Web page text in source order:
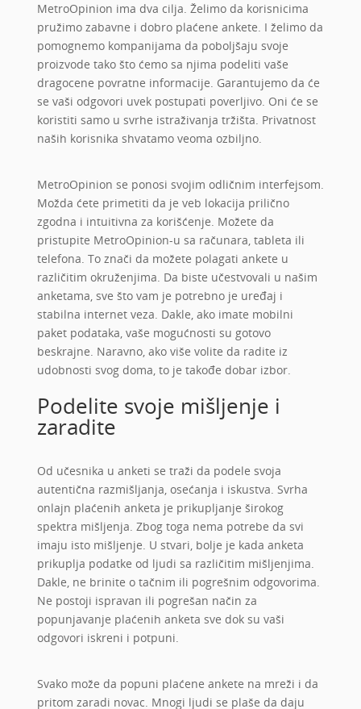
MetroOpinion ima dva cilja. Želimo da korisnicima
pružimo zabavne i dobro plaćene ankete. I želimo da
pomognemo kompanijama da poboljšaju svoje
proizvode tako što ćemo sa njima podeliti vaše
dragocene povratne informacije. Garantujemo da će
se vaši odgovori uvek postupati poverljivo. Oni će se
koristiti samo u svrhe istraživanja tržišta. Privatnost
naših korisnika shvatamo veoma ozbiljno.
MetroOpinion se ponosi svojim odličnim interfejsom.
Možda ćete primetiti da je veb lokacija prilično
zgodna i intuitivna za korišćenje. Možete da
pristupite MetroOpinion-u sa računara, tableta ili
telefona. To znači da možete polagati ankete u
različitim okruženjima. Da biste učestvovali u našim
anketama, sve što vam je potrebno je uređaj i
stabilna internet veza. Dakle, ako imate mobilni
paket podataka, vaše mogućnosti su gotovo
beskrajne. Naravno, ako više volite da radite iz
udobnosti svog doma, to je takođe dobar izbor.
Podelite svoje mišljenje i
zaradite
Od učesnika u anketi se traži da podele svoja
autentična razmišljanja, osećanja i iskustva. Svrha
onlajn plaćenih anketa je prikupljanje širokog
spektra mišljenja. Zbog toga nema potrebe da svi
imaju isto mišljenje. U stvari, bolje je kada anketa
prikuplja podatke od ljudi sa različitim mišljenjima.
Dakle, ne brinite o tačnim ili pogrešnim odgovorima.
Ne postoji ispravan ili pogrešan način za
popunjavanje plaćenih anketa sve dok su vaši
odgovori iskreni i potpuni.
Svako može da popuni plaćene ankete na mreži i da
pritom zaradi novac. Mnogi ljudi se plaše da daju